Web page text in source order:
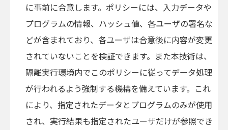
に事前に合意します。ポリシーには、入力データや
プログラムの情報、ハッシュ値、各ユーザの署名な
どが含まれており、各ユーザは合意後に内容が変更
されていないことを検証できます。また本技術は、
隔離実行環境内でこのポリシーに従ってデータ処理
が行われるよう強制する機構を備えています。これ
により、指定されたデータとプログラムのみが使用
され、実行結果も指定されたユーザだけが参照でき